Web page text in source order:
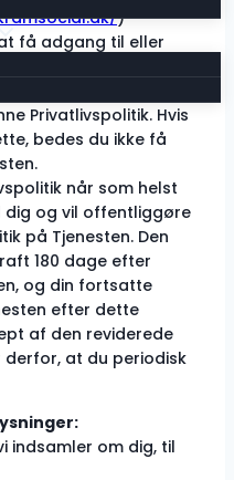
)
få adgang til eller
til indsamling,
oplysninger i
Privatlivspolitik. Hvis
bedes du ikke få
når som helst
dig og vil offentliggøre
på Tjenesten. Den
180 dage efter
og din fortsatte
efter dette
af den reviderede
derfor, at du periodisk
indsamler om dig, til